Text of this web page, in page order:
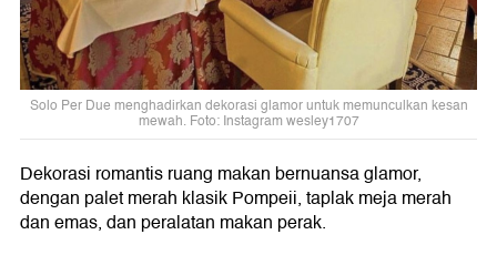
Solo Per Due menghadirkan dekorasi glamor untuk memunculkan kesan
mewah. Foto: Instagram wesley1707
Dekorasi romantis ruang makan bernuansa glamor,
dengan palet merah klasik Pompeii, taplak meja merah
dan emas, dan peralatan makan perak.